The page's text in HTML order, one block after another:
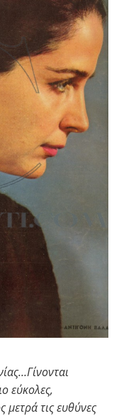
εύκολες,
μετρά τις ευθύνες